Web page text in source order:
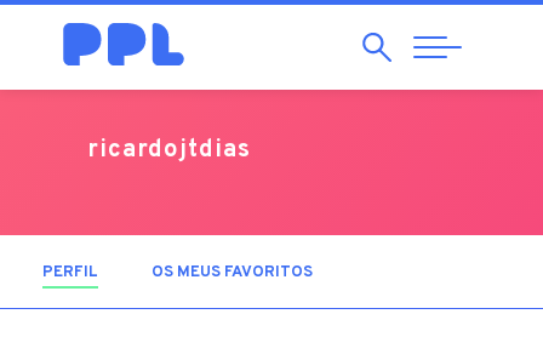
Pesquisar
Abrir
Navegação
ricardojtdias
PERFIL (SEPARADOR ATIVO)
OS MEUS FAVORITOS